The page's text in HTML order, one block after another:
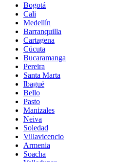
Bogotá
Cali
Medellín
Barranquilla
Cartagena
Cúcuta
Bucaramanga
Pereira
Santa Marta
Ibagué
Bello
Pasto
Manizales
Neiva
Soledad
Villavicencio
Armenia
Soacha